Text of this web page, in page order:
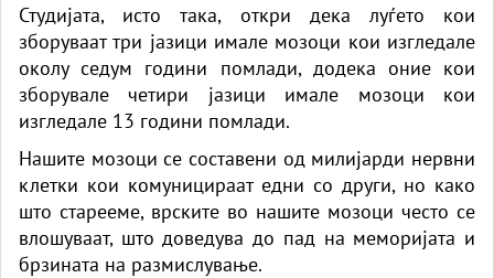
Студијата, исто така, откри дека луѓето кои
зборуваат три јазици имале мозоци кои изгледале
околу седум години помлади, додека оние кои
зборувале четири јазици имале мозоци кои
изгледале 13 години помлади.
Нашите мозоци се составени од милијарди нервни
клетки кои комуницираат едни со други, но како
што старееме, врските во нашите мозоци често се
влошуваат, што доведува до пад на меморијата и
брзината на размислување.